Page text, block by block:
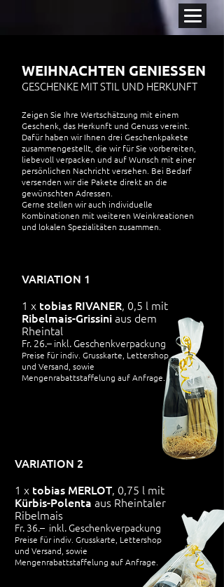
WEIHNACHTEN GENIESSEN
GESCHENKE MIT STIL UND HERKUNFT
Zeigen Sie Ihre Wertschätzung mit einem
Geschenk, das Herkunft und Genuss vereint.
Dafür haben wir Ihnen drei Geschenkpakete
zusammengestellt, die wir für Sie vorbereiten,
liebevoll verpacken und auf Wunsch mit einer
persönlichen Nachricht versehen. Bei Bedarf
versenden wir die Pakete direkt an die
gewünschten Adressen.
Gerne stellen wir auch individuelle
Kombinationen mit weiteren Weinkreationen
und lokalen Spezialitäten zusammen.
VARIATION 1
1 x tobias RIVANER, 0,5 l mit
Ribelmais-Grissiniaus dem
Rheintal
Fr. 26.– inkl. Geschenkverpackung
Preise für indiv. Grusskarte, Lettershop
und Versand, sowie
Mengenrabattstaffelung auf Anfrage.
VARIATION 2
1 x tobias MERLOT, 0,75 l mit
Kürbis-Polenta aus Rheintaler
Ribelmais
Fr. 36.– inkl. Geschenkverpackung
Preise für indiv. Grusskarte, Lettershop
und Versand, sowie
Mengenrabattstaffelung auf Anfrage.